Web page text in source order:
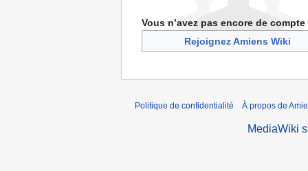
Vous n’avez pas encore de compte
Rejoignez Amiens Wiki
Politique de confidentialité À propos de
MediaWiki